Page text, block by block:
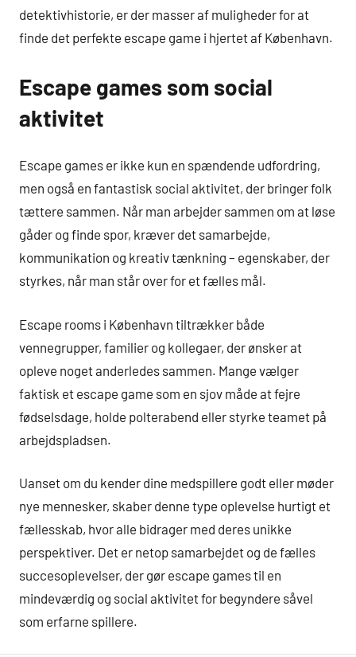
detektivhistorie, er der masser af muligheder for at
finde det perfekte escape game i hjertet af København.
Escape games som social
aktivitet
Escape games er ikke kun en spændende udfordring,
men også en fantastisk social aktivitet, der bringer folk
tættere sammen. Når man arbejder sammen om at løse
gåder og finde spor, kræver det samarbejde,
kommunikation og kreativ tænkning – egenskaber, der
styrkes, når man står over for et fælles mål.
Escape rooms i København tiltrækker både
vennegrupper, familier og kollegaer, der ønsker at
opleve noget anderledes sammen. Mange vælger
faktisk et escape game som en sjov måde at fejre
fødselsdage, holde polterabend eller styrke teamet på
arbejdspladsen.
Uanset om du kender dine medspillere godt eller møder
nye mennesker, skaber denne type oplevelse hurtigt et
fællesskab, hvor alle bidrager med deres unikke
perspektiver. Det er netop samarbejdet og de fælles
succesoplevelser, der gør escape games til en
mindeværdig og social aktivitet for begyndere såvel
som erfarne spillere.